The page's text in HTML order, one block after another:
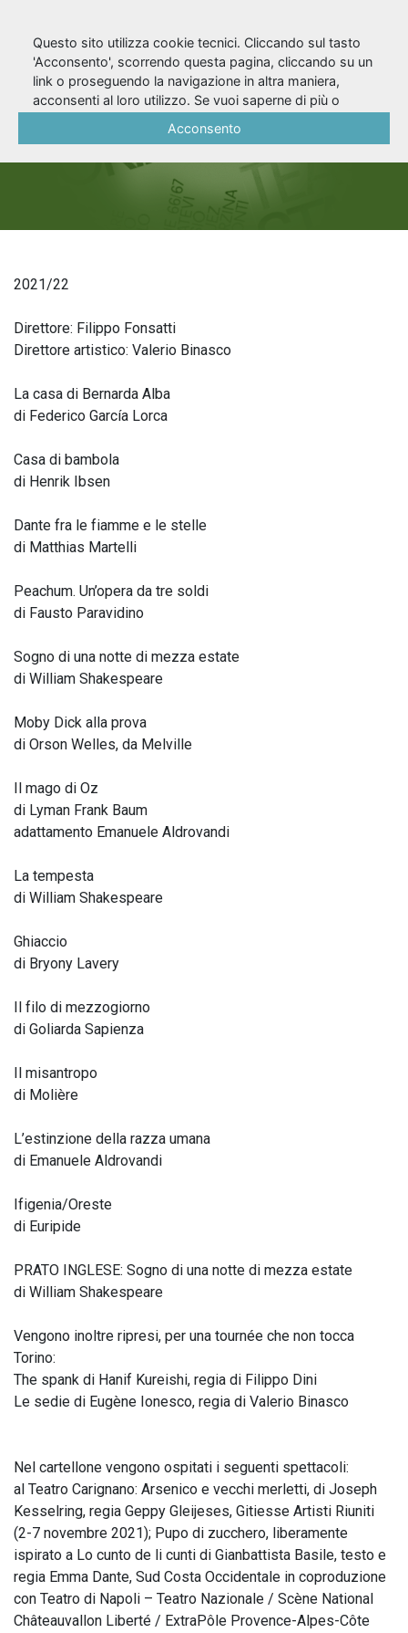
Stagione 2021/22
2021/22
Direttore: Filippo Fonsatti
Direttore artistico: Valerio Binasco
La casa di Bernarda Alba
di Federico García Lorca
Casa di bambola
di Henrik Ibsen
Dante fra le fiamme e le stelle
di Matthias Martelli
Peachum. Un’opera da tre soldi
di Fausto Paravidino
Sogno di una notte di mezza estate
di William Shakespeare
Moby Dick alla prova
di Orson Welles, da Melville
Il mago di Oz
di Lyman Frank Baum
adattamento Emanuele Aldrovandi
La tempesta
di William Shakespeare
Ghiaccio
di Bryony Lavery
Il filo di mezzogiorno
di Goliarda Sapienza
Il misantropo
di Molière
L’estinzione della razza umana
di Emanuele Aldrovandi
Ifigenia/Oreste
di Euripide
PRATO INGLESE: Sogno di una notte di mezza estate
di William Shakespeare
Vengono inoltre ripresi, per una tournée che non tocca
Torino:
The spank di Hanif Kureishi, regia di Filippo Dini
Le sedie di Eugène Ionesco, regia di Valerio Binasco
Nel cartellone vengono ospitati i seguenti spettacoli:
al Teatro Carignano: Arsenico e vecchi merletti, di Joseph
Kesselring, regia Geppy Gleijeses, Gitiesse Artisti Riuniti
(2-7 novembre 2021); Pupo di zucchero, liberamente
ispirato a Lo cunto de li cunti di Gianbattista Basile, testo e
regia Emma Dante, Sud Costa Occidentale in coproduzione
con Teatro di Napoli – Teatro Nazionale / Scène National
Châteauvallon Liberté / ExtraPôle Provence-Alpes-Côte
Questo sito utilizza cookie tecnici. Cliccando sul tasto
'Acconsento', scorrendo questa pagina, cliccando su un
link o proseguendo la navigazione in altra maniera,
acconsenti al loro utilizzo. Se vuoi saperne di più o
Acconsento